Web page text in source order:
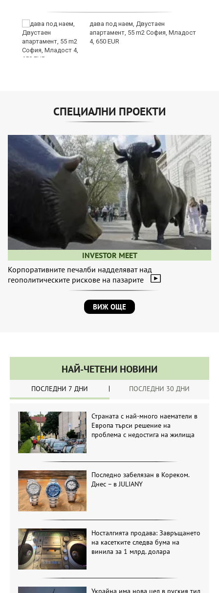
дава под наем, Двустаен
апартамент, 55 m2 София, Младост
4, 650 EUR
СПЕЦИАЛНИ ПРОЕКТИ
INVESTOR MEET
Корпоративните печалби надделяват над
геополитическите рискове на пазарите
ВИЖ ОЩЕ
НАЙ-ЧЕТЕНИ НОВИНИ
ПОСЛЕДНИ 7 ДНИ ПОСЛЕДНИ 30 ДНИ
Страната с най-много наематели в
Европа търси решение на
проблема с недостига на жилища
Последно забелязан в Кореком.
Днес – в JULIANY
Носталгията продава: Завръщането
на касетките следва бума на
винила за 1 млрд. долара
Украйна има нова цел в руския тил